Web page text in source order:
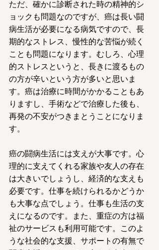
ただ、確かに診断された時の精神的シ
ョックも問題なのですが、癌は長い闘
病生活が必要になる病気ですので、長
期的なストレス、慢性的な苦悩が続く
ことも問題になります。むしろ、心理
的ストレスというと、長きに渡るもの
の方が辛いという方が多いと思いま
す。癌は治療に時間がかかることもあ
りますし、手術などで治療した後も、
再発の不安がつきまとうことになりま
す。
癌の闘病生活には支えが大事です。心
理的に支えてくれる家族や友人の存在
は大きいでしょうし、経済的な支えも
必要です。仕事を続けられるかどうか
も大事な点でしょう。仕事も生活の支
えになるのです。また、重症の方は福
祉のサービスも利用可能です。このよ
うな社会的な支援、サポートの有無で